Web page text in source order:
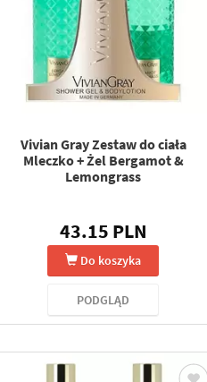
Vivian Gray Zestaw do ciała
Mleczko + Żel Bergamot &
Lemongrass
43.15 PLN
Do koszyka
PODGLĄD